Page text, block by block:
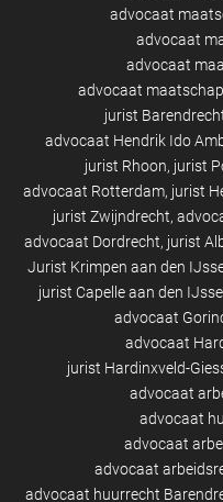
advocaat
advocaat
advocaat
advocaat
jurist
advocaat Hendrik Ido
jurist Rhoon jurist
advocaat Rotterdam jurist
jurist Zwijndrecht
advocaat Dordrecht jurist
Jurist Krimpen aan den
jurist Capelle aan den IJssel
advocaat
advocaat
jurist Hardinxveld-
advocaat
advocaat
advocaat
advocaat
advocaat huurrecht